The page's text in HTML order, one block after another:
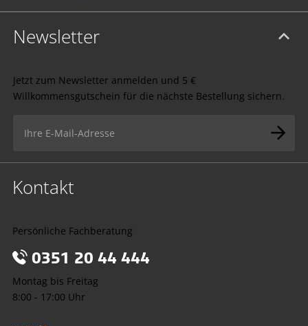
Newsletter
Jetzt zum Newsletter anmelden und 5 €
Willkommensgutschein für die nächste Bestellung sichern.
Kontakt
Persönliche Fachberatung
0351 20 44 444
Montag bis Freitag
8:00 - 17:00 Uhr